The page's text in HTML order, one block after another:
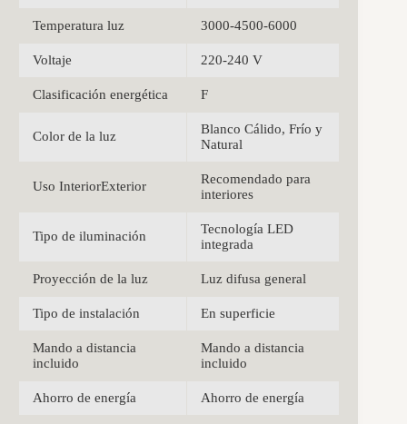
Temperatura luz 3000-4500-6000
Voltaje 220-240 V
Clasificación energética F
Color de la luz
Blanco Cálido, Frío y
Natural
Uso InteriorExterior
Recomendado para
interiores
Tipo de iluminación
Tecnología LED
integrada
Proyección de la luz Luz difusa general
Tipo de instalación En superficie
Mando a distancia
incluido
Mando a distancia
incluido
Ahorro de energía Ahorro de energía